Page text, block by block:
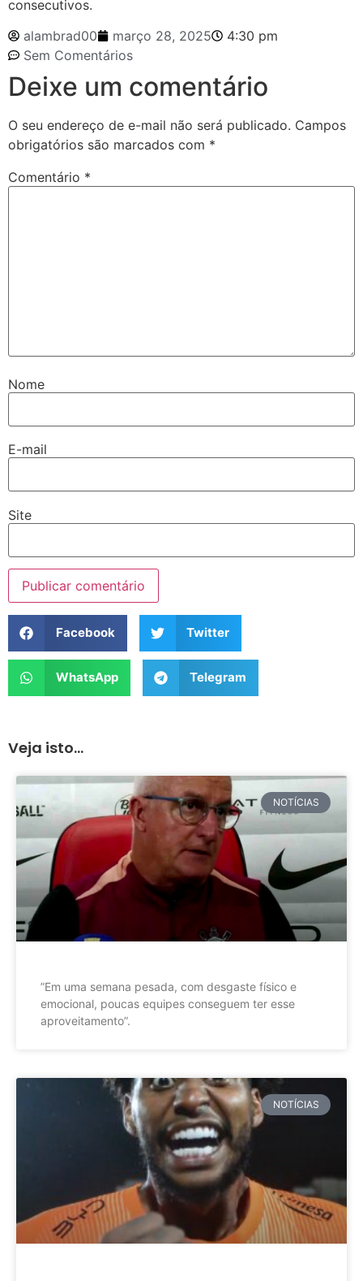
consecutivos.
alambrad00
março 28, 2025
4:30 pm
Sem Comentários
Deixe um comentário
O seu endereço de e-mail não será publicado. Campos
obrigatórios são marcados com *
Comentário *
Nome
E-mail
Site
Facebook Twitter
WhatsApp Telegram
Veja isto...
NOTÍCIAS
”Em uma semana pesada, com desgaste físico e
emocional, poucas equipes conseguem ter esse
aproveitamento”.
NOTÍCIAS